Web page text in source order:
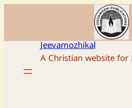
Jeevamozhikal
A Christian website for